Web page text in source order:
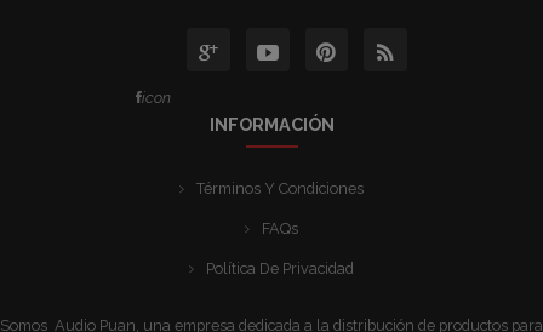
icon
INFORMACIÓN
Términos Y Condiciones
FAQs
Política De Privacidad
Somos Audio Puan, una empresa dedicada a la distribución de productos para